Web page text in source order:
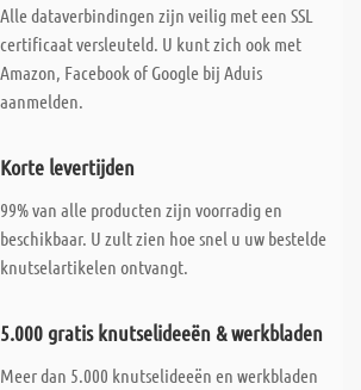
Alle dataverbindingen zijn veilig met een SSL
certificaat versleuteld. U kunt zich ook met
Amazon, Facebook of Google bij Aduis
aanmelden.
Korte levertijden
99% van alle producten zijn voorradig en
beschikbaar. U zult zien hoe snel u uw bestelde
knutselartikelen ontvangt.
5.000 gratis knutselideeën & werkbladen
Meer dan 5.000 knutselideeën en werkbladen